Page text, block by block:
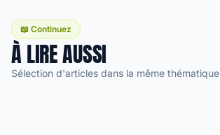
📖 Continuez
À LIRE AUSSI
Sélection d'articles dans la même thématique